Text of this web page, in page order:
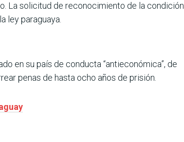
La solicitud de reconocimiento de la condición
ley paraguaya.
en su país de conducta “antieconómica”, de
penas de hasta ocho años de prisión.